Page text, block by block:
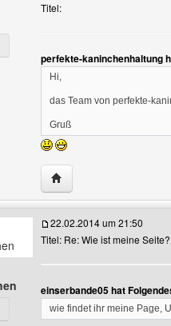
Profile anzeigen
Titel:
perfekte-kaninchenhaltung
Hi,
das Team von perfekte-
Gruß
Website dieses
machen Benutzer-Profile
22.02.2014 um 21:50
Titel: Re: Wie ist meine Seite?
einserbande05 hat
wie findet ihr meine Page,